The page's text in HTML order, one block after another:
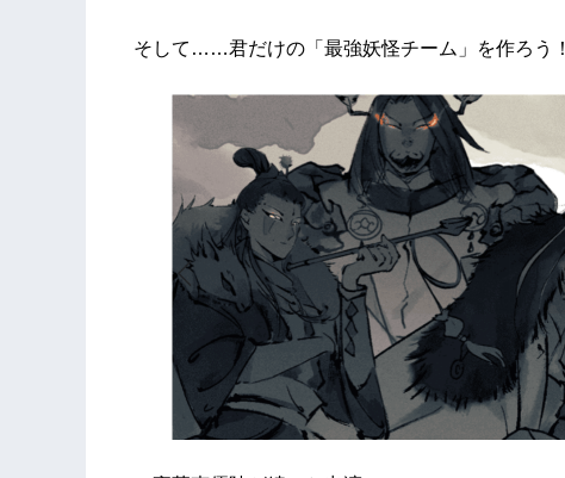
そして……君だけの「最強妖怪チーム」を作ろう！